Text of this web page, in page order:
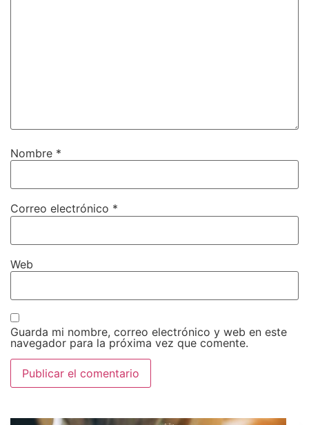
Nombre *
Correo electrónico *
Web
Guarda mi nombre, correo electrónico y web en este
navegador para la próxima vez que comente.